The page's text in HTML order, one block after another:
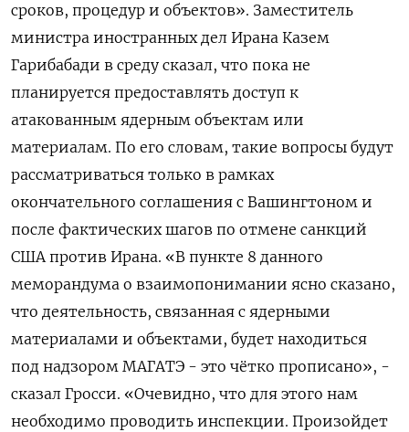
сроков, процедур и ‌объектов». Заместитель
министра иностранных дел Ирана Казем
Гарибабади в среду сказал, ​что пока не
планируется предоставлять доступ к
атакованным ядерным ‌объектам или
материалам. По его словам, такие вопросы ​будут
рассматриваться только в рамках
окончательного соглашения с Вашингтоном и
‌после фактических шагов по отмене санкций
США против Ирана. «В пункте 8 данного
меморандума о взаимопонимании ясно ​сказано,
что деятельность, ​связанная с ядерными
‌материалами и объектами, будет находиться
под надзором МАГАТЭ - это ​чётко прописано», -
сказал Гросси. «Очевидно, что для этого нам
необходимо проводить инспекции. Произойдет